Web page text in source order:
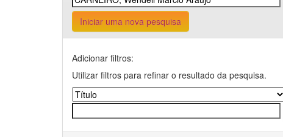
Iniciar uma nova pesquisa
Adicionar filtros:
Utilizar filtros para refinar o resultado da pesquisa.